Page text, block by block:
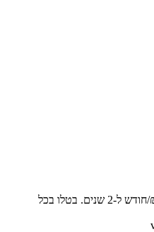
מתחדש ב-⁦44.99⁩₪/חודש ל-2 שנים. בטלו בכל